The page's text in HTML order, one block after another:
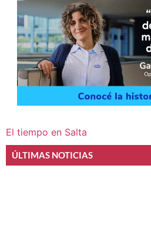
El tiempo en Salta
ÚLTIMAS NOTICIAS